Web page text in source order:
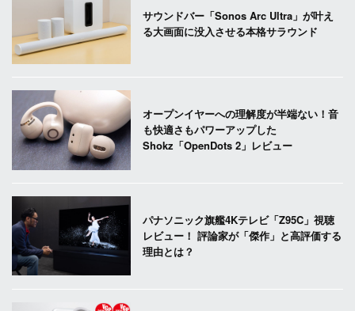
サウンドバー「Sonos Arc Ultra」が叶え
る大画面に没入させる本格サラウンド
オープンイヤーへの理解度が半端ない！音
も快適さもパワーアップした
Shokz「OpenDots 2」レビュー
パナソニック旗艦4Kテレビ「Z95C」視聴
レビュー！ 評論家が「傑作」と高評価する
理由とは？